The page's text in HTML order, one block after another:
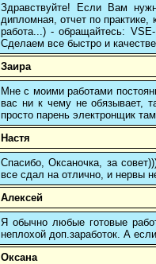
Здравствуйте! Если Вам
дипломная, отчет по
работа...) - обращайтесь:
Сделаем все быстро и
Заира
Мне с моими работами
вас ни к чему не обязывает,
просто парень электронщик
Настя
Спасибо, Оксаночка, за
все сдал на отлично, и нервы
Алексей
Я обычно любые готовые
неплохой доп.заработок. А
Оксана